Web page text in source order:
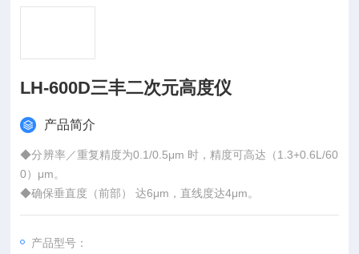
LH-600D三丰二次元高度仪
产品简介
◆分辨率／重复精度为0.1/0.5μm 时，精度可高达（1.3+0.6L/60
0）μm。
◆确保垂直度（前部） 达6μm，直线度达4μm。
◆全／半空气浮动系统可调节气垫。
软件的电脑相连，可实现外部测量数据评估。
产品型号：